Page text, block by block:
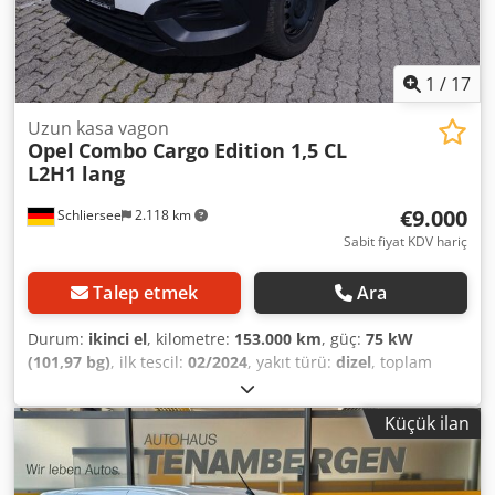
emisyon, siyah yan koruma şeritleri, sol ön koltuk manuel
ayarlanabilir, koltuk döşemesi / kaplama: kumaş, 6x15 çelik
jantlar, orta konsolda (12V soket) priz. Djdpfjy T Dahsx
Ancjwa
1 / 17
Schliersee 2.118 km
Uzun kasa vagon
Opel Combo Cargo Edition 1,5 CL
L2H1 lang
€9.000
Sabit fiyat KDV hariç
Talep etmek Ara
Durum: ikinci el, kilometre: 153.000 km, güç: 75 kW
(101,97 bg), ilk tescil: 02/2024, yakıt türü: dizel, toplam
, bir sonraki muayene (TÜV):
dizel, renk:beyaz, vites türü:mekanik, vites sayısı:6,
emisyon sınıfı:
Euro 6, koltuk sayısı:
, toplam uzunluk:
4.753 mm, toplam genişlik:1.848 mm , toplam yükseklik:
1.880 mm, Donanım:hız sabitleyici, kamyon kaydı, klima,
Küçük ilan